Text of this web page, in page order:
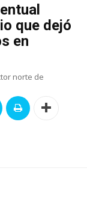
que dejó
en
norte de